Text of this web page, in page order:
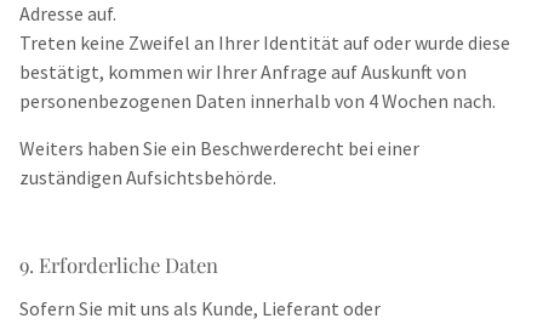
Adresse auf.
Treten keine Zweifel an Ihrer Identität auf oder wurde diese
bestätigt, kommen wir Ihrer Anfrage auf Auskunft von
personenbezogenen Daten innerhalb von 4 Wochen nach.
Weiters haben Sie ein Beschwerderecht bei einer
zuständigen Aufsichtsbehörde.
9. Erforderliche Daten
Sofern Sie mit uns als Kunde, Lieferant oder